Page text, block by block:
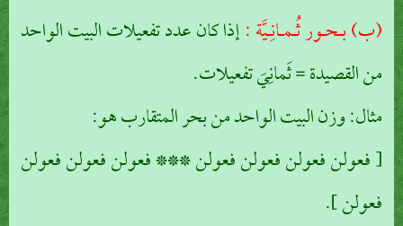
(ب) بـحـور ثُـمـانِـيَّة :إذا كان عدد تفعيلات البيت الواحد
من القصيدة = ثَمانِيَ تفعيلات.
مثال: وزن البيت الواحد من بحر المتقارب هو:
[ فعولن فعولن فعولن فعولن *** فعولن فعولن فعولن
فعولن ].